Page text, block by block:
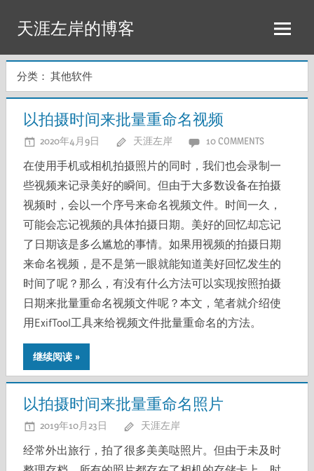
天涯左岸的博客
分类： 其他软件
以拍摄时间来批量重命名视频
2020年4月9日 天涯左岸 10 COMMENTS
在使用手机或相机拍摄照片的同时，我们也会录制一
些视频来记录美好的瞬间。但由于大多数设备在拍摄
视频时，会以一个序号来命名视频文件。时间一久，
可能会忘记视频的具体拍摄日期。美好的回忆却忘记
了日期该是多么尴尬的事情。如果用视频的拍摄日期
来命名视频，是不是第一眼就能知道美好回忆发生的
时间了呢？那么，有没有什么方法可以实现按照拍摄
日期来批量重命名视频文件呢？本文，笔者就介绍使
用ExifTool工具来给视频文件批量重命名的方法。
继续阅读
以拍摄时间来批量重命名照片
2019年10月23日 天涯左岸
经常外出旅行，拍了很多美美哒照片。但由于未及时